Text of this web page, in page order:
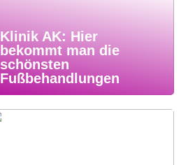
Klinik AK: Hier
bekommt man die
schönsten
Fußbehandlungen